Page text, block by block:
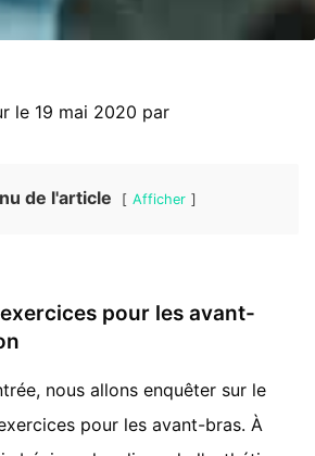
le 19 mai 2020 par
de l'article Afficher
pour les avant-
nous allons enquêter sur le
pour les avant-bras. À